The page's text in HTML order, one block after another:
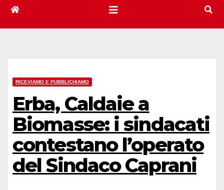
RICEVIAMO E PUBBLICHIAMO
Erba, Caldaie a
Biomasse: i sindacati
contestano l’operato
del Sindaco Caprani